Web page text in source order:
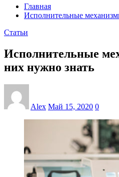
Главная
Исполнительные
Статьи
Исполнительные
них нужно знать
Alex Май 15, 2020 0